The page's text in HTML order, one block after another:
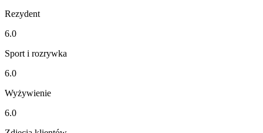
Rezydent
6.0
Sport i rozrywka
6.0
Wyżywienie
6.0